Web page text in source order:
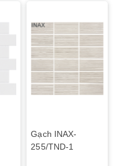
Gạch INAX-
255/TND-1